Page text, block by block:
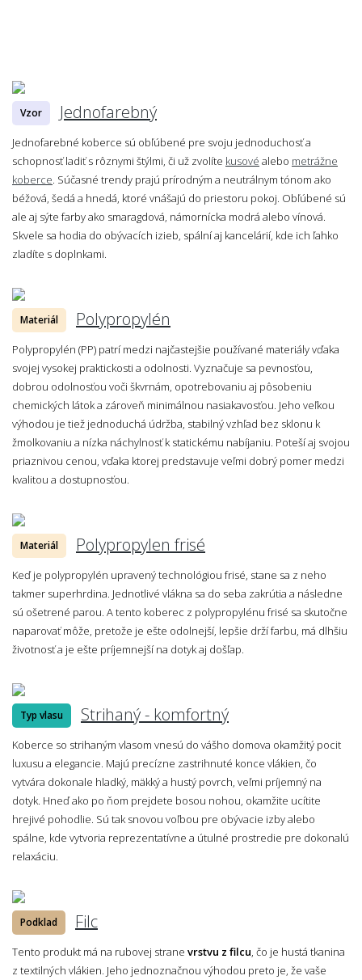
Vzor Jednofarebný
Jednofarebné koberce sú obľúbené pre svoju jednoduchosť a
schopnosť ladiť s rôznymi štýlmi, či už zvolíte kusové alebo metrážne
koberce . Súčasné trendy prajú prírodným a neutrálnym tónom ako
béžová, šedá a hnedá, ktoré vnášajú do priestoru pokoj. Obľúbené sú
ale aj sýte farby ako smaragdová, námornícka modrá alebo vínová.
Skvele sa hodia do obývacích izieb, spální aj kancelárií, kde ich ľahko
zladíte s doplnkami.
Materiál Polypropylén
Polypropylén (PP) patrí medzi najčastejšie používané materiály vďaka
svojej vysokej praktickosti a odolnosti. Vyznačuje sa pevnosťou,
dobrou odolnosťou voči škvrnám, opotrebovaniu aj pôsobeniu
chemických látok a zároveň minimálnou nasiakavosťou. Jeho veľkou
výhodou je tiež jednoduchá údržba, stabilný vzhľad bez sklonu k
žmolkovaniu a nízka náchylnosť k statickému nabíjaniu. Poteší aj svojou
priaznivou cenou, vďaka ktorej predstavuje veľmi dobrý pomer medzi
kvalitou a dostupnosťou.
Materiál Polypropylen frisé
Keď je polypropylén upravený technológiou frisé, stane sa z neho
takmer superhrdina. Jednotlivé vlákna sa do seba zakrútia a následne
sú ošetrené parou. A tento koberec z polypropylénu frisé sa skutočne
naparovať môže, pretože je ešte odolnejší, lepšie drží farbu, má dlhšiu
životnosť a je ešte príjemnejší na dotyk aj došľap.
Typ vlasu Strihaný - komfortný
Koberce so strihaným vlasom vnesú do vášho domova okamžitý pocit
luxusu a elegancie. Majú precízne zastrihnuté konce vlákien, čo
vytvára dokonale hladký, mäkký a hustý povrch, veľmi príjemný na
dotyk. Hneď ako po ňom prejdete bosou nohou, okamžite ucítite
hrejivé pohodlie. Sú tak snovou voľbou pre obývacie izby alebo
spálne, kde vytvoria reprezentatívne a útulné prostredie pre dokonalú
relaxáciu.
Podklad Filc
Tento produkt má na rubovej strane vrstvu z filcu , čo je hustá tkanina
z textilných vlákien. Jeho jednoznačnou výhodou preto je, že vaše